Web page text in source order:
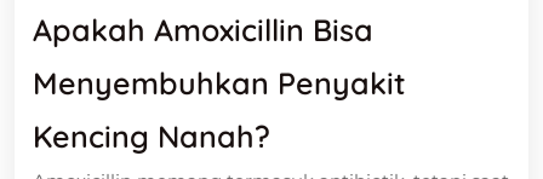
Apakah Amoxicillin Bisa
Menyembuhkan Penyakit
Kencing Nanah?